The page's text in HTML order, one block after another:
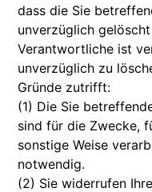
dass die Sie
unverzüglich
Verantwortliche ist
unverzüglich zu
Gründe zutrifft:
(1) Die Sie
sind für die Zwecke,
sonstige Weise
notwendig.
(2) Sie widerrufen